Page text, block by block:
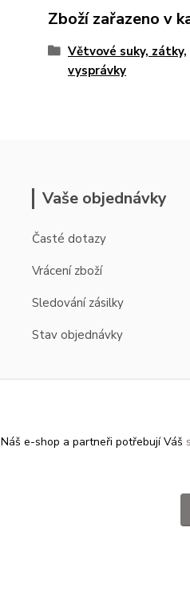
Zboží zařazeno v
Větvové suky, zátky,
vysprávky
Vaše objednávky
Časté dotazy
Vrácení zboží
Sledování zásilky
Stav objednávky
Náš e-shop a partneři potřebují Váš